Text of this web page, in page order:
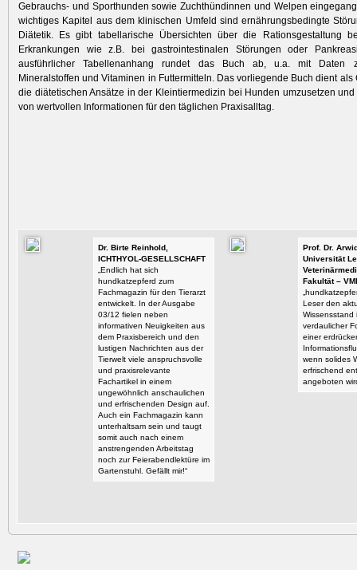
Gebrauchs- und Sporthunden sowie Zuchthündinnen und Welpen
wichtiges Kapitel aus dem klinischen Umfeld sind ernährungsbedingte
Diätetik. Es gibt tabellarische Übersichten über die Rationsgestaltung
Erkrankungen wie z.B. bei gastrointestinalen Störungen oder
ausführlicher Tabellenanhang rundet das Buch ab, u.a. mit Daten
Mineralstoffen und Vitaminen in Futtermitteln. Das vorliegende Buch dient als
die diätetischen Ansätze in der Kleintiermedizin bei Hunden umzusetzen
von wertvollen Informationen für den täglichen Praxisalltag.
Dr. Birte Reinhold,
ICHTHYOL-GESELLSCHAFT
„Endlich hat sich
hundkatzepferd zum
Fachmagazin für den Tierarzt
entwickelt. In der Ausgabe
03/12 fielen neben
informativen Neuigkeiten aus
dem Praxisbereich und den
lustigen Nachrichten aus der
Tierwelt viele anspruchsvolle
und praxisrelevante
Fachartikel in einem
ungewöhnlich anschaulichen
und erfrischenden Design auf.
Auch ein Fachmagazin kann
unterhaltsam sein und taugt
somit auch nach einem
anstrengenden Arbeitstag
noch zur Feierabendlektüre im
Gartenstuhl. Gefällt mir!“
Prof. Dr.
Universität
Fakultät –
Leser den
Wissensstand
verdaulicher
einer
wenn solides
erfrischend
angeboten